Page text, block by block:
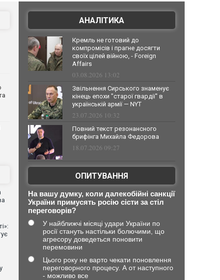
АНАЛІТИКА
Кремль не готовий до
компромісів і прагне досягти
своїх цілей війною, - Foreign
Affairs
03.08.2026 13:02
Звільнення Сирського знаменує
кінець епохи "старої гвардії" в
українській армії — NYT
23.07.2026 10:32
Повний текст резонансного
брифінга Михайла Федорова
18.07.2026 09:27
ОПИТУВАННЯ
На вашу думку, коли далекобійні санкції
України примусять росію сісти за стіл
переговорів?
У найближчі місяці удари України по
росії стануть настільки болючими, що
агресору доведеться поновити
перемовини
Цього року не варто чекати поновлення
переговорного процесу. А от наступного
- можливо все